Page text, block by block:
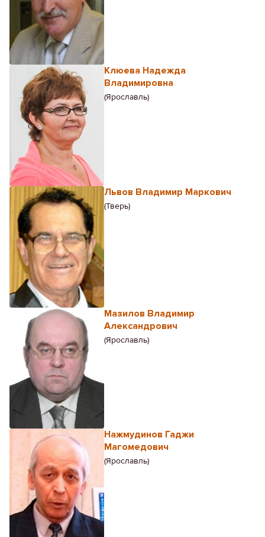
Клюева Надежда
Владимировна
(Ярославль)
Львов Владимир Маркович
(Тверь)
Мазилов Владимир
Александрович
(Ярославль)
Нажмудинов Гаджи
Магомедович
(Ярославль)